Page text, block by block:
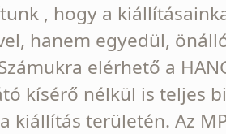
, hogy a
hanem egyedül,
elérhető a
kísérő nélkül is teljes
kiállítás területén. Az